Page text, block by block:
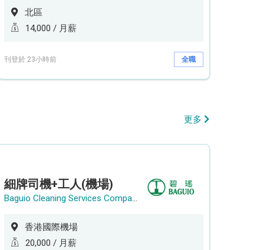
北區
14,000 / 月薪
刊登於 23小時前 全職
更多
細牌司機+工人(機場)
Baguio Cleaning Services Company Limited
香港國際機場
20,000 / 月薪